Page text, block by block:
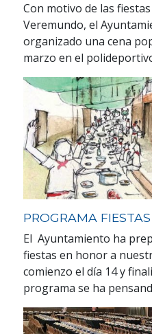
Con motivo de las
Veremundo, el
organizado una cena
marzo en el
PROGRAMA
El Ayuntamiento ha
fiestas en honor a
comienzo el día 14 y
programa se ha